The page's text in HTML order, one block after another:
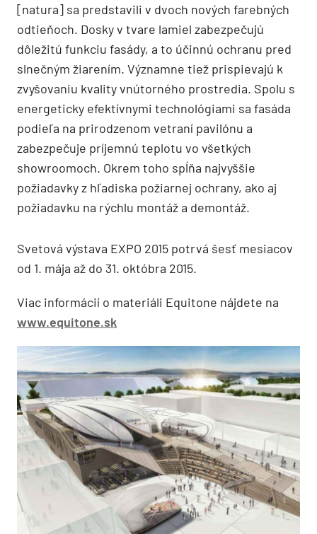
[natura] sa predstavili v dvoch nových farebných
odtieňoch. Dosky v tvare lamiel zabezpečujú
dôležitú funkciu fasády, a to účinnú ochranu pred
slnečným žiarením. Významne tiež prispievajú k
zvyšovaniu kvality vnútorného prostredia. Spolu s
energeticky efektívnymi technológiami sa fasáda
podieľa na prirodzenom vetraní pavilónu a
zabezpečuje príjemnú teplotu vo všetkých
showroomoch. Okrem toho spĺňa najvyššie
požiadavky z hľadiska požiarnej ochrany, ako aj
požiadavku na rýchlu montáž a demontáž.
Svetová výstava EXPO 2015 potrvá šesť mesiacov
od 1. mája až do 31. októbra 2015.
Viac informácií o materiáli Equitone nájdete na
www.equitone.sk